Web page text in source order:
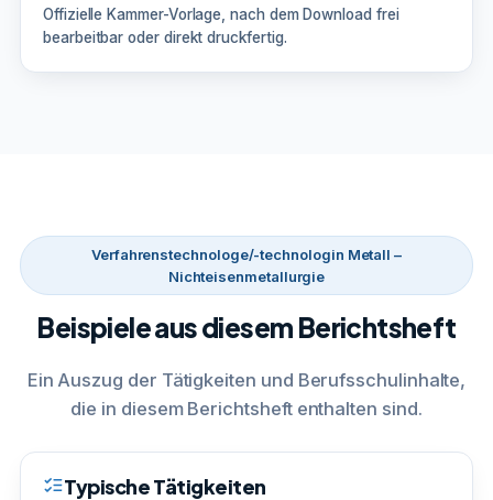
Offizielle Kammer-Vorlage, nach dem Download frei
bearbeitbar oder direkt druckfertig.
Verfahrenstechnologe/-technologin Metall –
Nichteisenmetallurgie
Beispiele aus diesem Berichtsheft
Ein Auszug der Tätigkeiten und Berufsschulinhalte,
die in diesem Berichtsheft enthalten sind.
Typische Tätigkeiten